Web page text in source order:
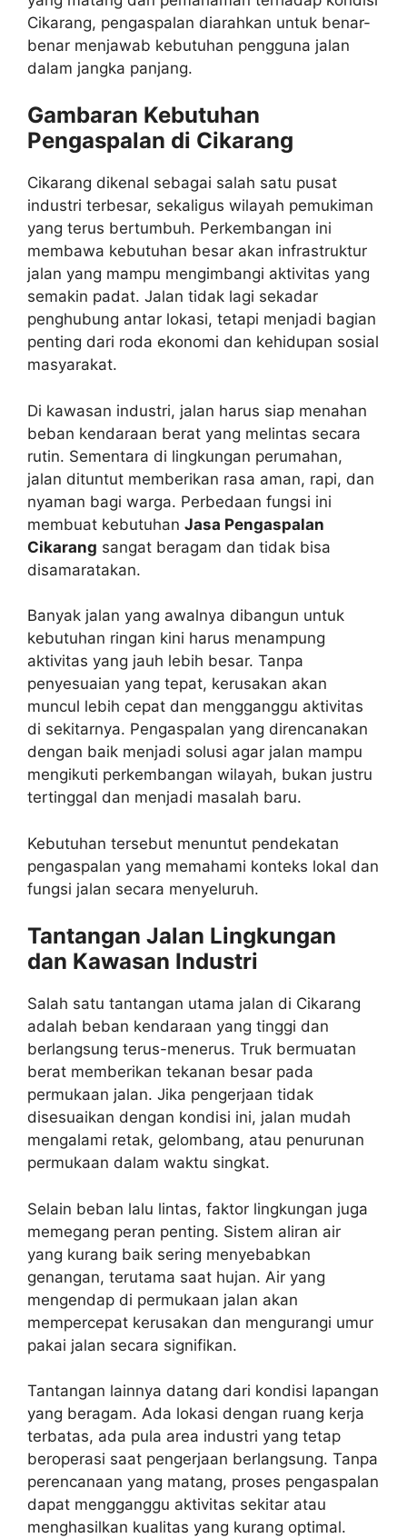
Cikarang, pengaspalan diarahkan untuk benar-
benar menjawab kebutuhan pengguna jalan
dalam jangka panjang.
Gambaran Kebutuhan
Pengaspalan di Cikarang
Cikarang dikenal sebagai salah satu pusat
industri terbesar, sekaligus wilayah pemukiman
yang terus bertumbuh. Perkembangan ini
membawa kebutuhan besar akan infrastruktur
jalan yang mampu mengimbangi aktivitas yang
semakin padat. Jalan tidak lagi sekadar
penghubung antar lokasi, tetapi menjadi bagian
penting dari roda ekonomi dan kehidupan sosial
masyarakat.
Di kawasan industri, jalan harus siap menahan
beban kendaraan berat yang melintas secara
rutin. Sementara di lingkungan perumahan,
jalan dituntut memberikan rasa aman, rapi, dan
nyaman bagi warga. Perbedaan fungsi ini
membuat kebutuhan Jasa Pengaspalan
Cikarang sangat beragam dan tidak bisa
disamaratakan.
Banyak jalan yang awalnya dibangun untuk
kebutuhan ringan kini harus menampung
aktivitas yang jauh lebih besar. Tanpa
penyesuaian yang tepat, kerusakan akan
muncul lebih cepat dan mengganggu aktivitas
di sekitarnya. Pengaspalan yang direncanakan
dengan baik menjadi solusi agar jalan mampu
mengikuti perkembangan wilayah, bukan justru
tertinggal dan menjadi masalah baru.
Kebutuhan tersebut menuntut pendekatan
pengaspalan yang memahami konteks lokal dan
fungsi jalan secara menyeluruh.
Tantangan Jalan Lingkungan
dan Kawasan Industri
Salah satu tantangan utama jalan di Cikarang
adalah beban kendaraan yang tinggi dan
berlangsung terus-menerus. Truk bermuatan
berat memberikan tekanan besar pada
permukaan jalan. Jika pengerjaan tidak
disesuaikan dengan kondisi ini, jalan mudah
mengalami retak, gelombang, atau penurunan
permukaan dalam waktu singkat.
Selain beban lalu lintas, faktor lingkungan juga
memegang peran penting. Sistem aliran air
yang kurang baik sering menyebabkan
genangan, terutama saat hujan. Air yang
mengendap di permukaan jalan akan
mempercepat kerusakan dan mengurangi umur
pakai jalan secara signifikan.
Tantangan lainnya datang dari kondisi lapangan
yang beragam. Ada lokasi dengan ruang kerja
terbatas, ada pula area industri yang tetap
beroperasi saat pengerjaan berlangsung. Tanpa
perencanaan yang matang, proses pengaspalan
dapat mengganggu aktivitas sekitar atau
menghasilkan kualitas yang kurang optimal.